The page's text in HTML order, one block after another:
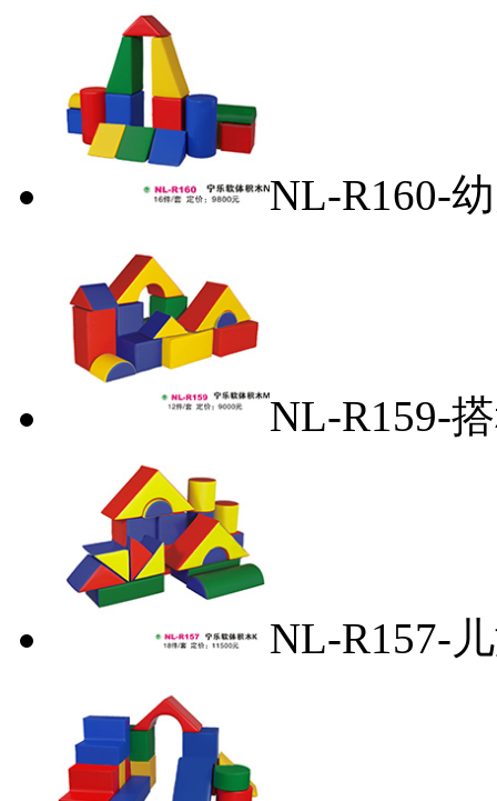
NL-R160-
NL-R159-
NL-R157-